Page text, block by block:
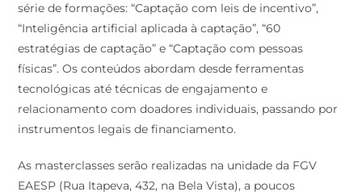
série de formações: “Captação com leis de incentivo”,
“Inteligência artificial aplicada à captação”, “60
estratégias de captação” e “Captação com pessoas
físicas”. Os conteúdos abordam desde ferramentas
tecnológicas até técnicas de engajamento e
relacionamento com doadores individuais, passando por
instrumentos legais de financiamento.
As masterclasses serão realizadas na unidade da FGV
EAESP (Rua Itapeva, 432, na Bela Vista), a poucos